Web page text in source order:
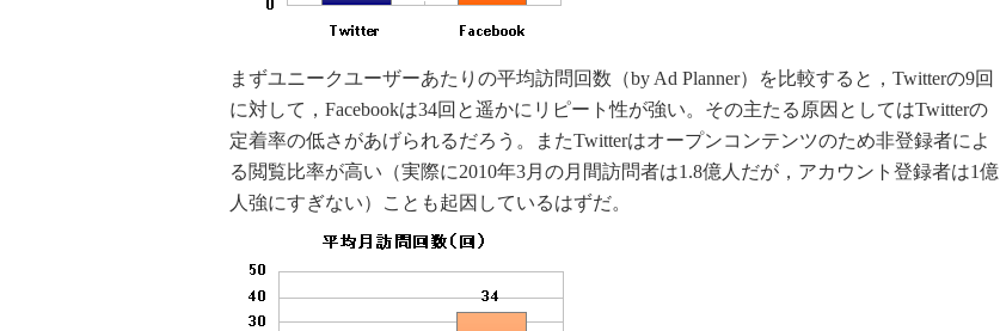
まずユニークユーザーあたりの平均訪問回数（by Ad Planner）を比較すると，Twitterの9回
に対して，Facebookは34回と遥かにリピート性が強い。その主たる原因としてはTwitterの
定着率の低さがあげられるだろう。またTwitterはオープンコンテンツのため非登録者によ
る閲覧比率が高い（実際に2010年3月の月間訪問者は1.8億人だが，アカウント登録者は1億
人強にすぎない）ことも起因しているはずだ。